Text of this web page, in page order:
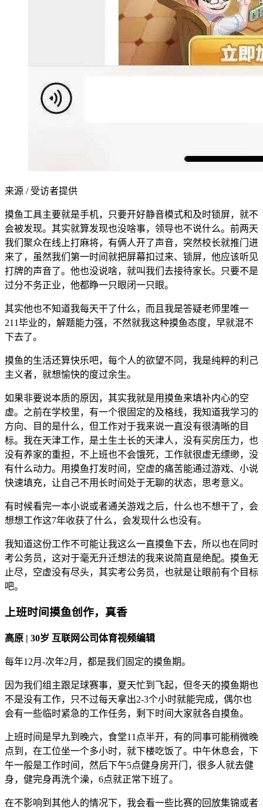
来源 / 受访者提供
摸鱼工具主要就是手机，只要开好静音模式和及时锁屏，就不
会被发现。其实就算发现也没啥事，领导也不说什么。前两天
我们聚众在线上打麻将，有俩人开了声音，突然校长就推门进
来了，虽然我们第一时间就把屏幕扣过来、锁屏，他应该听见
打牌的声音了。他也没说啥，就叫我们去接待家长。只要不是
过分不务正业，他都睁一只眼闭一只眼。
其实他也不知道我每天干了什么，而且我是答疑老师里唯一
211毕业的，解题能力强，不然就我这种摸鱼态度，早就混不
下去了。
摸鱼的生活还算快乐吧，每个人的欲望不同，我是纯粹的利己
主义者，就想愉快的度过余生。
如果非要说本质的原因，其实我就是用摸鱼来填补内心的空
虚。之前在学校里，有一个很固定的及格线，我知道我学习的
方向、目的是什么，但工作对于我来说一直没有很清晰的目
标。我在天津工作，是土生土长的天津人，没有买房压力，也
没有养家的重担，不上班也不会饿死，工作就很虚无缥缈，没
有什么动力。用摸鱼打发时间，空虚的痛苦能通过游戏、小说
快速填充，让自己不用长时间处于无聊的状态，思考意义。
有时候看完一本小说或者通关游戏之后，什么也不想干了，会
想想工作这7年收获了什么，会发现什么也没有。
我知道这份工作不可能让我这么一直摸鱼下去，所以也在同时
考公务员，这对于毫无升迁想法的我来说简直是绝配。摸鱼无
止尽，空虚没有尽头，其实考公务员，也就是让眼前有个目标
吧。
上班时间摸鱼创作，真香
高原 | 30岁 互联网公司体育视频编辑
每年12月-次年2月，都是我们固定的摸鱼期。
因为我们组主跟足球赛事，夏天忙到飞起，但冬天的摸鱼期也
不是没有工作，只不过每天拿出2-3个小时就能完成，偶尔也
会有一些临时紧急的工作任务，剩下时间大家就各自摸鱼。
上班时间是早九到晚六，食堂11点半开，有的同事可能稍微晚
点到，在工位坐一个多小时，就下楼吃饭了。中午休息会，下
午一般是工作时间，然后下午5点健身房开门，很多人就去健
身，健完身再洗个澡，6点就正常下班了。
在不影响到其他人的情况下，我会看一些比赛的回放集锦或者